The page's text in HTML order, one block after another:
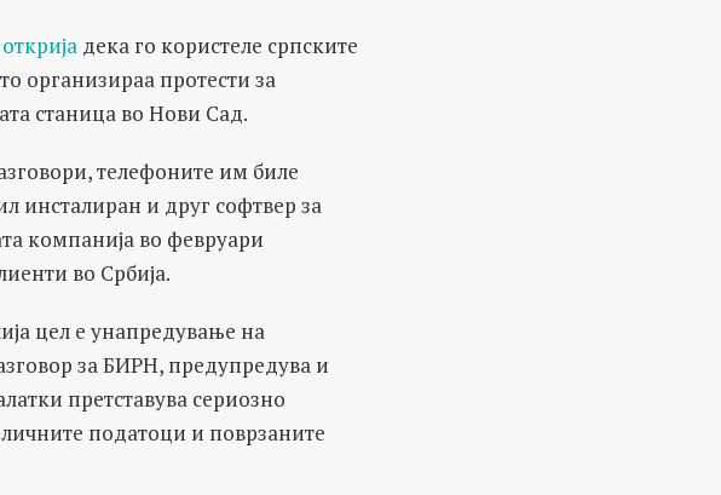
открија дека го користеле српските
организираа протести за
станица во Нови Сад.
телефоните им биле
инсталиран и друг софтвер за
компанија во февруари
во Србија.
цел е унапредување на
за БИРН, предупредува и
претставува сериозно
податоци и поврзаните